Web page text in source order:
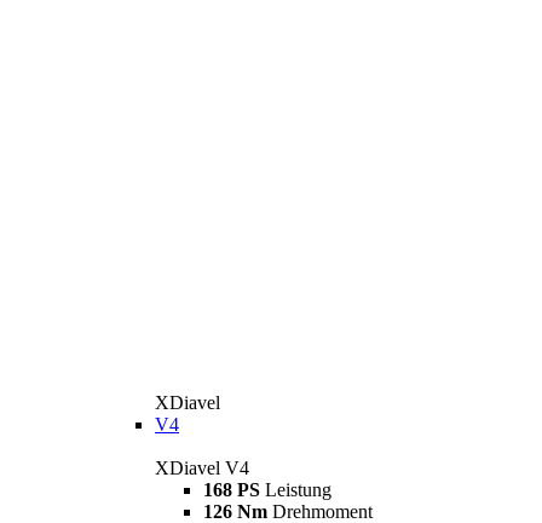
XDiavel
V4
XDiavel V4
168 PS Leistung
126 Nm Drehmoment